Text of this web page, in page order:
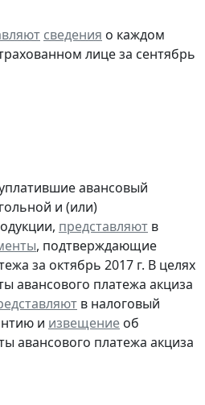
сведения о каждом
лице за сентябрь
авансовый
и (или)
представляют в
, подтверждающие
за октябрь 2017 г. В целях
авансового платежа акциза
в налоговый
и извещение об
авансового платежа акциза